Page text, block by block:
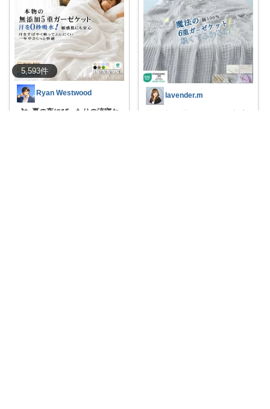
5,593件
Ryan Westwood
🌙✨ 夏の夜にぴったりの涼寝ケ
lavender.m